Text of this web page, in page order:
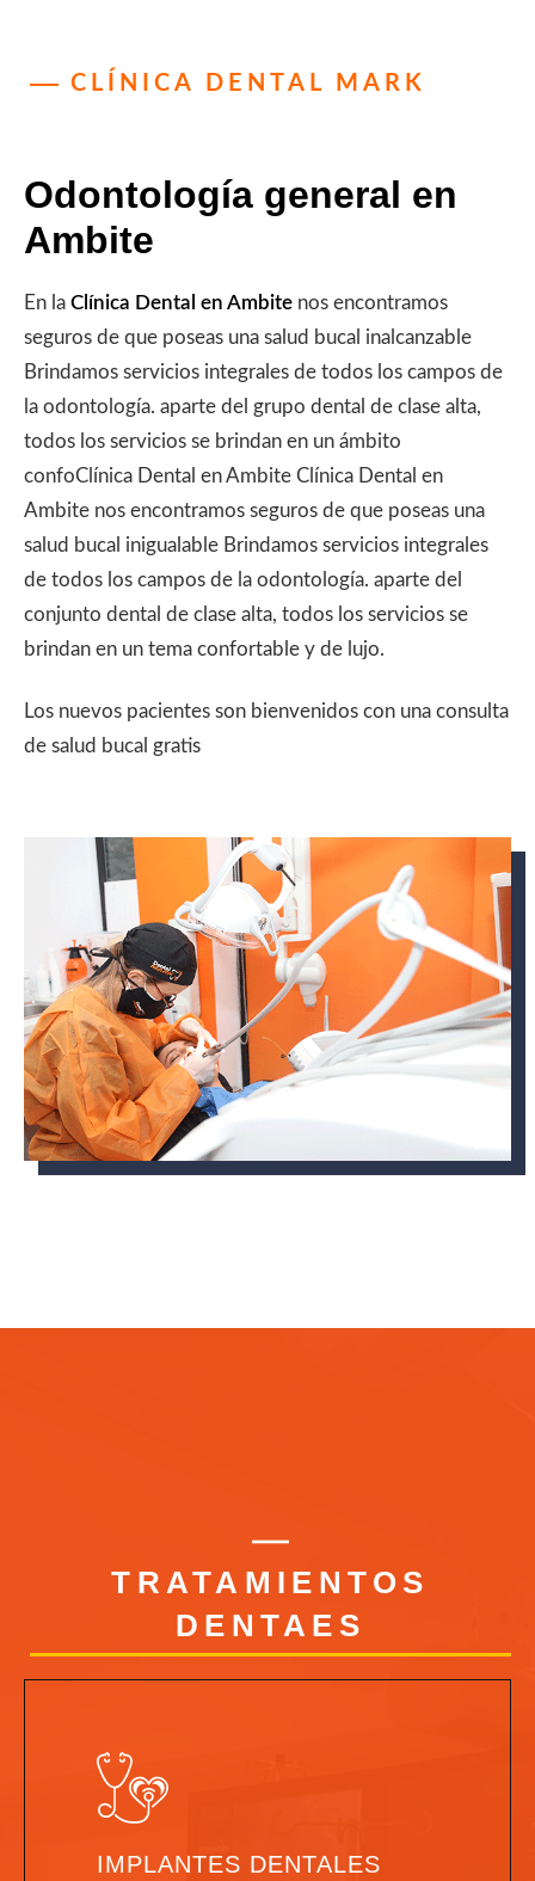
CLÍNICA DENTAL MARK
Odontología general en
Ambite
En la Clínica Dental en Ambite nos encontramos
seguros de que poseas una salud bucal inalcanzable
Brindamos servicios integrales de todos los campos de
la odontología. aparte del grupo dental de clase alta,
todos los servicios se brindan en un ámbito
confoClínica Dental en Ambite Clínica Dental en
Ambite nos encontramos seguros de que poseas una
salud bucal inigualable Brindamos servicios integrales
de todos los campos de la odontología. aparte del
conjunto dental de clase alta, todos los servicios se
brindan en un tema confortable y de lujo.
Los nuevos pacientes son bienvenidos con una consulta
de salud bucal gratis
TRATAMIENTOS
DENTAES
IMPLANTES DENTALES